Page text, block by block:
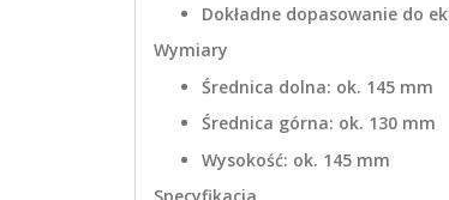
Dokładne dopasowanie do
Wymiary
Średnica dolna: ok. 145 mm
Średnica górna: ok. 130 mm
Wysokość: ok. 145 mm